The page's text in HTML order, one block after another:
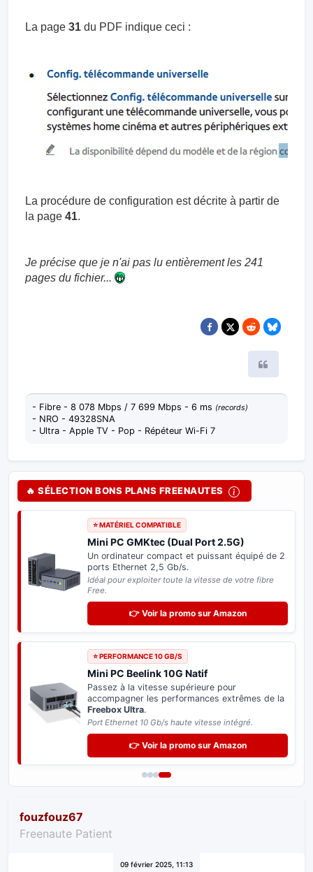
La page 31 du PDF indique ceci :
La procédure de configuration est décrite à partir de
la page 41.
Je précise que je n'ai pas lu entièrement les 241
pages du fichier...
- Fibre - 8 078 Mbps / 7 699 Mbps - 6 ms (records)
- NRO - 49328SNA
- Ultra - Apple TV - Pop - Répéteur Wi-Fi 7
🔥 SÉLECTION BONS PLANS FREENAUTES
⭐ MATÉRIEL COMPATIBLE
Mini PC GMKtec (Dual Port 2.5G)
Un ordinateur compact et puissant équipé de 2
ports Ethernet 2,5 Gb/s.
Idéal pour exploiter toute la vitesse de votre fibre
Free.
👉 Voir la promo sur Amazon
⭐ PERFORMANCE 10 GB/S
Mini PC Beelink 10G Natif
Passez à la vitesse supérieure pour
accompagner les performances extrêmes de la
Freebox Ultra.
Port Ethernet 10 Gb/s haute vitesse intégré.
👉 Voir la promo sur Amazon
fouzfouz67
Freenaute Patient
09 février 2025, 11:13